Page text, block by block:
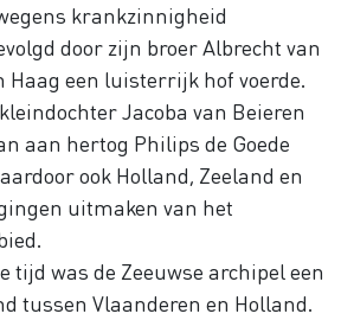
krankzinnigheid
door zijn broer Albrecht van
Haag een luisterrijk hof voerde.
Jacoba van Beieren
aan hertog Philips de Goede
ook Holland, Zeeland en
uitmaken van het
tijd was de Zeeuwse archipel een
tussen Vlaanderen en Holland.